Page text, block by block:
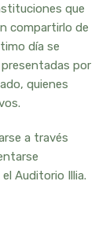
que
compartirlo de
día se
por
quienes
a través
Auditorio Illia.